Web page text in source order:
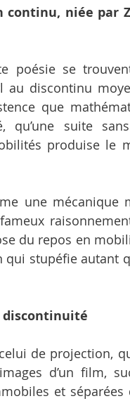
niée par
poésie se
au discontinu
que
qu’une suite
produise le
une mécanique
du repos en
stupéfie autant
discontinuité
de projection,
d’un film,
et séparées